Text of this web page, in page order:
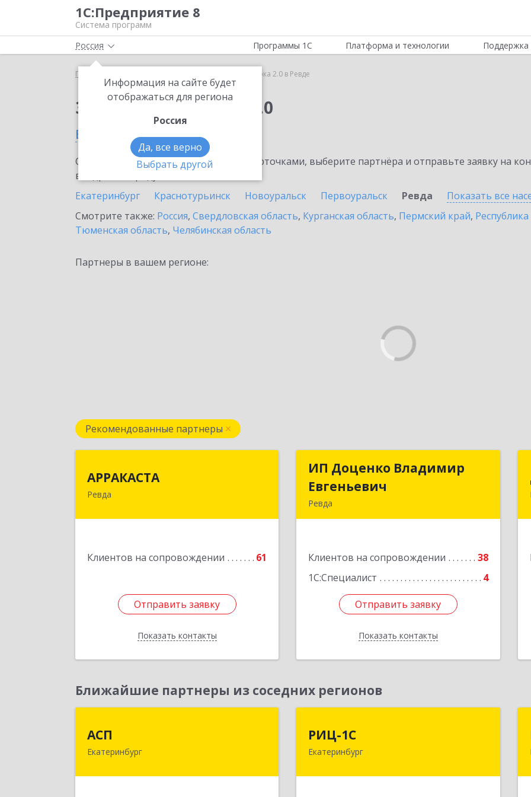
1С:Предприятие 8
Система программ
Россия
Информация на сайте будет
отображаться для региона
Россия
Да, все верно
Выбрать другой
Программы 1С Платформа и технологии Поддержка
Главная 1С:Сверка 2.0 в Ревде
Заказать 1С:Сверка 2.0
в Ревде
Ознакомьтесь с информационными карточками, выберите партнёра и отправьте заявку на
внедрение продукта.
Екатеринбург
Краснотурьинск Новоуральск Первоуральск Ревда Показать все
Смотрите также: Россия, Свердловская область, Курганская область, Пермский край,
Тюменская область, Челябинская область
Партнеры в вашем регионе:
Рекомендованные партнеры
АРРАКАСТА
Ревда
Клиентов на сопровождении 61
Отправить заявку
Показать контакты
623286, Свердловская обл, Ревда г,
Отправить заявку
Назад
ИП Доценко Владимир
Евгеньевич
Ревда
Клиентов на сопровождении
38
1С:Специалист
4
Отправить заявку
Показать контакты
ИП Доценко Владимир
Подробнее
Отправить заявку
Назад
Ближайшие партнеры из соседних регионов
АСП
Екатеринбург
РИЦ-1С
Екатеринбург